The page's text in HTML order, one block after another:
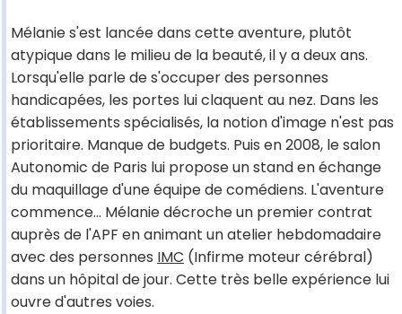
Mélanie s'est lancée dans cette aventure, plutôt
atypique dans le milieu de la beauté, il y a deux ans.
Lorsqu'elle parle de s'occuper des personnes
handicapées, les portes lui claquent au nez. Dans les
établissements spécialisés, la notion d'image n'est pas
prioritaire. Manque de budgets. Puis en 2008, le salon
Autonomic de Paris lui propose un stand en échange
du maquillage d'une équipe de comédiens. L'aventure
commence... Mélanie décroche un premier contrat
auprès de l'APF en animant un atelier hebdomadaire
avec des personnes IMC (Infirme moteur cérébral)
dans un hôpital de jour. Cette très belle expérience lui
ouvre d'autres voies.